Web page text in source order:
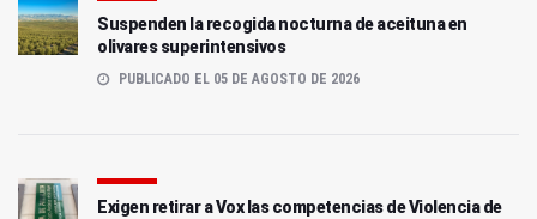
Suspenden la recogida nocturna de aceituna en
olivares superintensivos
PUBLICADO EL 05 DE AGOSTO DE 2026
Exigen retirar a Vox las competencias de Violencia de